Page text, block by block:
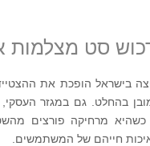
סט
בישראל הופכת את
בהחלט. גם במגזר
מרחיקה פורצים
חייהם של המשתמשים.